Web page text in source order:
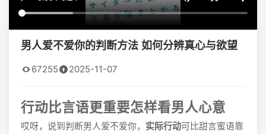
男人爱不爱你的判断方法 如何分辨真心与欲望
67255 2025-11-07
行动比言语更重要怎样看男人心意
哎呀，说到判断男人爱不爱你， 实际行动可比甜言蜜语靠